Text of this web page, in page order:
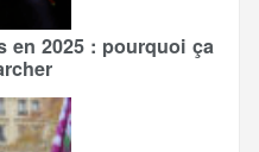
en 2025 : pourquoi ça